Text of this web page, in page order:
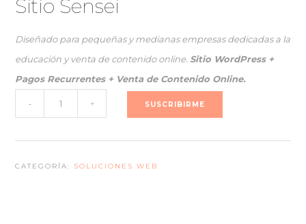
original
$479.997.$383.998.
Sitio Sensei
Diseñado para pequeñas y medianas empresas dedicadas a la
educación y venta de contenido online. Sitio WordPress +
Pagos Recurrentes + Venta de Contenido Online.
- + SUSCRIBIRME
CATEGORÍA: SOLUCIONES WEB